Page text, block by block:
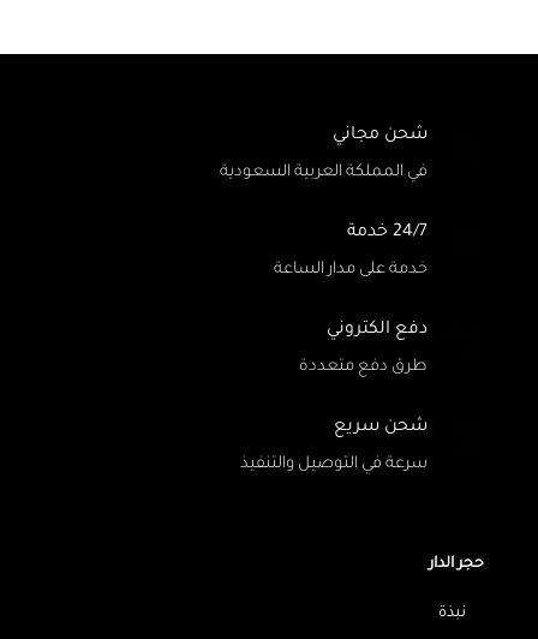
شحن مجاني
في المملكة العربية السعودية
24/7 خدمة
خدمة على مدار الساعة
دفع الكتروني
طرق دفع متعددة
شحن سريع
سرعة في التوصيل والتنفيذ
حجر الدار
نبذة